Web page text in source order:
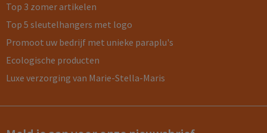
Top 3 zomer artikelen
Top 5 sleutelhangers met logo
Promoot uw bedrijf met unieke paraplu's
Ecologische producten
Luxe verzorging van Marie-Stella-Maris